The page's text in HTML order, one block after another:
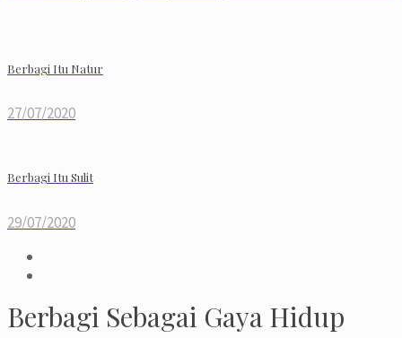
Berbagi Itu Natur
27/07/2020
Berbagi Itu Sulit
29/07/2020
Berbagi Sebagai Gaya Hidup